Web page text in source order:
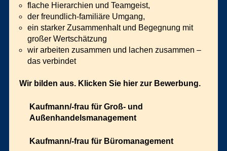
flache Hierarchien und Teamgeist,
der freundlich-familiäre Umgang,
ein starker Zusammenhalt und Begegnung mit
großer Wertschätzung
wir arbeiten zusammen und lachen zusammen –
das verbindet
Wir bilden aus. Klicken Sie hier zur Bewerbung.
Kaufmann/-frau für Groß- und
Außenhandelsmanagement
Kaufmann/-frau für Büromanagement